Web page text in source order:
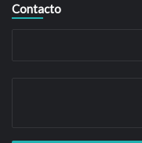
Contacto